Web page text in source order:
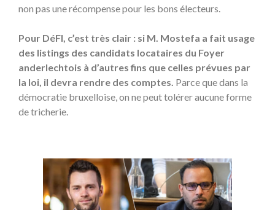
non pas une récompense pour les bons électeurs.
Pour DéFI, c’est très clair : si M. Mostefa a fait usage
des listings des candidats locataires du Foyer
anderlechtois à d’autres fins que celles prévues par
la loi, il devra rendre des comptes. Parce que dans la
démocratie bruxelloise, on ne peut tolérer aucune forme
de tricherie.